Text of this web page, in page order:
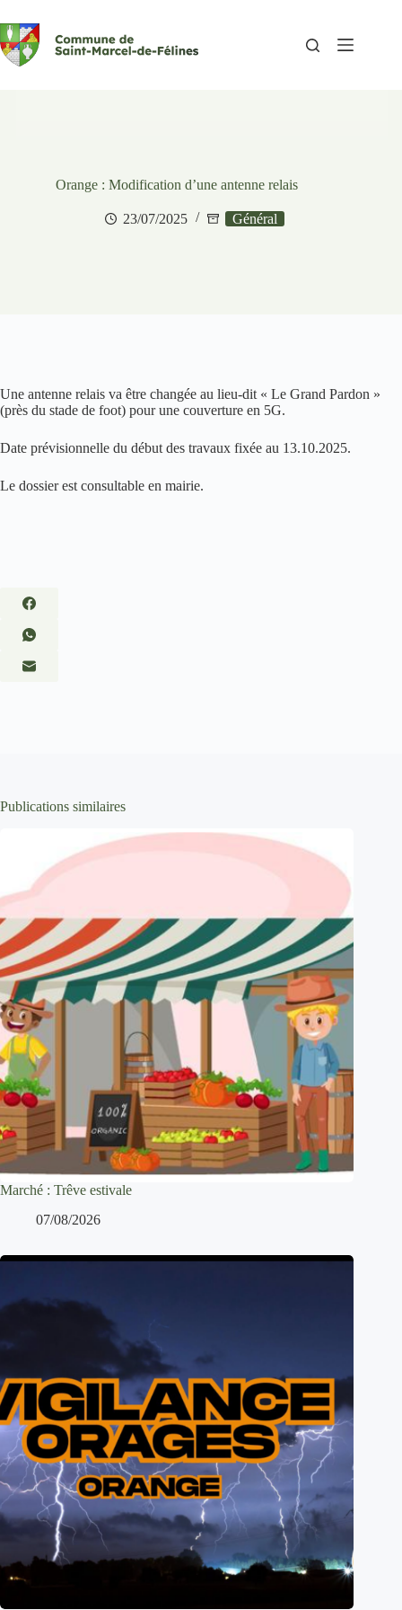
au
contenu
Orange : Modification d’une antenne relais
23/07/2025 Général
Une antenne relais va être changée au lieu-dit « Le Grand Pardon »
(près du stade de foot) pour une couverture en 5G.
Date prévisionnelle du début des travaux fixée au 13.10.2025.
Le dossier est consultable en mairie.
Publications similaires
Marché : Trêve estivale
07/08/2026